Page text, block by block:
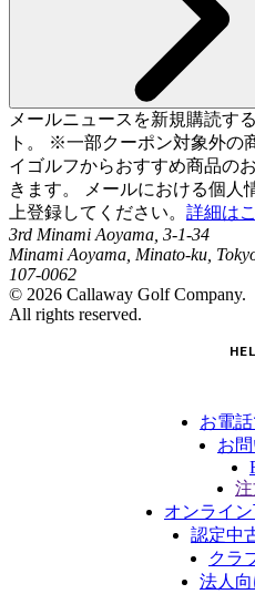
メールニュースを新規購読す
ト。 ※一部クーポン対象外の
イゴルフからおすすめ商品の
きます。 メールにおける個人
上登録してください。 詳細は
3rd Minami Aoyama, 3-1-34
Minami Aoyama, Minato-ku,
107-0062
© 2026 Callaway Golf Company.
All rights reserved.
お電
お
オンライ
認定中
クラ
法人